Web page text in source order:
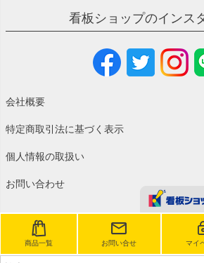
商品一覧 お問い合せ マイ
看板ショップのインス
会社概要
特定商取引法に基づく表示
個人情報の取扱い
お問い合わせ